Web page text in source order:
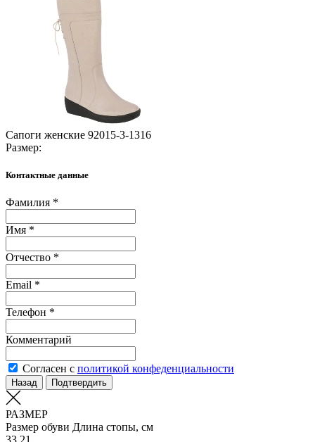
Сапоги женские 92015-3-1316
Размер:
Контактные данные
Фамилия *
Имя *
Отчество *
Email *
Телефон *
Комментарий
Согласен с политикой конфеденциальности
Назад Подтвердить
РАЗМЕР
Размер обуви Длина стопы, см